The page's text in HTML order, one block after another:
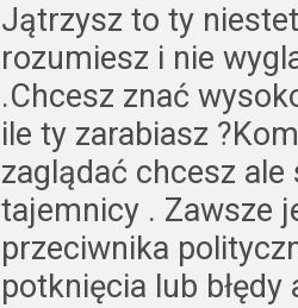
Jątrzysz to ty
rozumiesz i nie
.Chcesz znać
ile ty zarabiasz
zaglądać chcesz
tajemnicy . Zawsze
przeciwnika
potknięcia lub